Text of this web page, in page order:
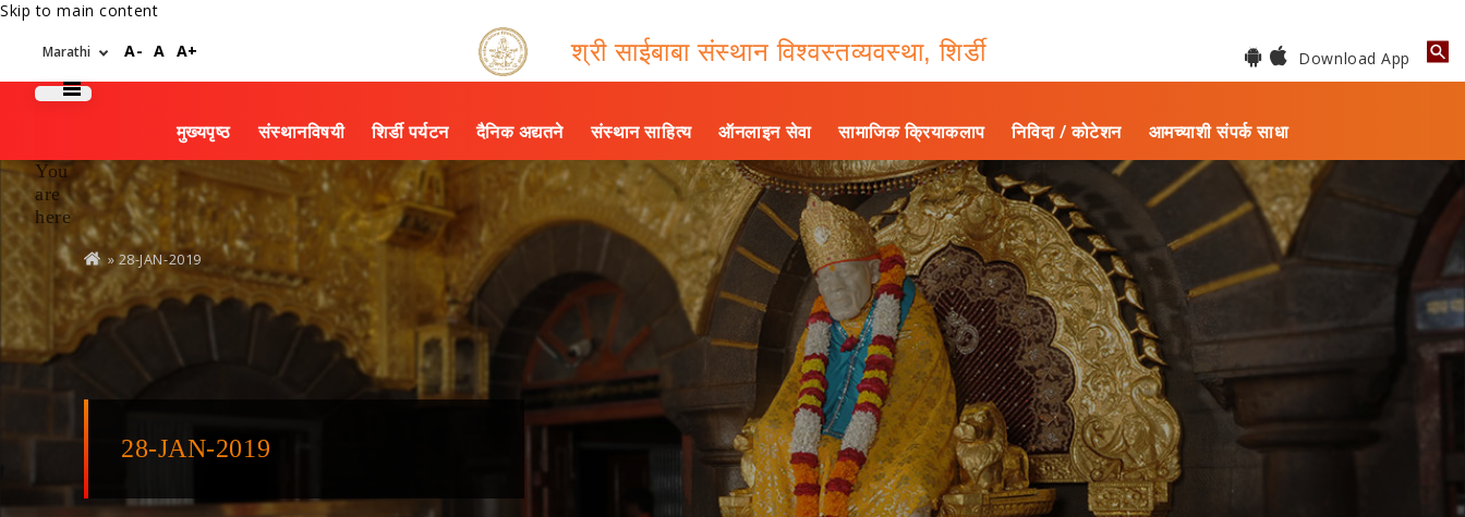
Skip to main content
A- A A+ श्री साईबाबा संस्थान विश्वस्तव्यवस्था, शिर्डी Download App
मुख्यपृष्ठ संस्थानविषयी शिर्डी पर्यटन दैनिक अद्यतने संस्थान साहित्य ऑनलाइन सेवा सामाजिक क्रियाकलाप निविदा / कोटेशन आमच्याशी संपर्क साधा
You
are
here
» 28-JAN-2019
28-JAN-2019